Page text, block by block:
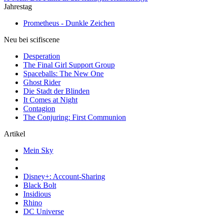
Jahrestag
Prometheus - Dunkle Zeichen
Neu bei scifiscene
Desperation
The Final Girl Support Group
Spaceballs: The New One
Ghost Rider
Die Stadt der Blinden
It Comes at Night
Contagion
The Conjuring: First Communion
Artikel
Mein Sky
Disney+: Account-Sharing
Black Bolt
Insidious
Rhino
DC Universe